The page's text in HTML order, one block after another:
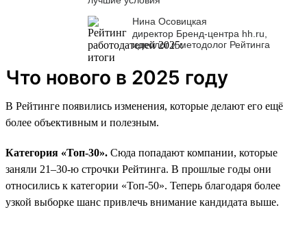
Нина Осовицкая
директор Бренд-центра hh.ru,
идеолог и методолог Рейтинга
Что нового в 2025 году
В Рейтинге появились изменения, которые делают его ещё
более объективным и полезным.
Категория «Топ-30». Сюда попадают компании, которые
заняли 21–30-ю строчки Рейтинга. В прошлые годы они
относились к категории «Топ-50». Теперь благодаря более
узкой выборке шанс привлечь внимание кандидата выше.